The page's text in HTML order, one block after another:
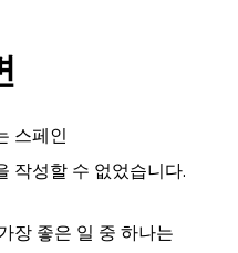
스페인
작성할 수 없었습니다.
장 좋은 일 중 하나는